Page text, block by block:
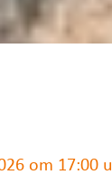
om 17:00